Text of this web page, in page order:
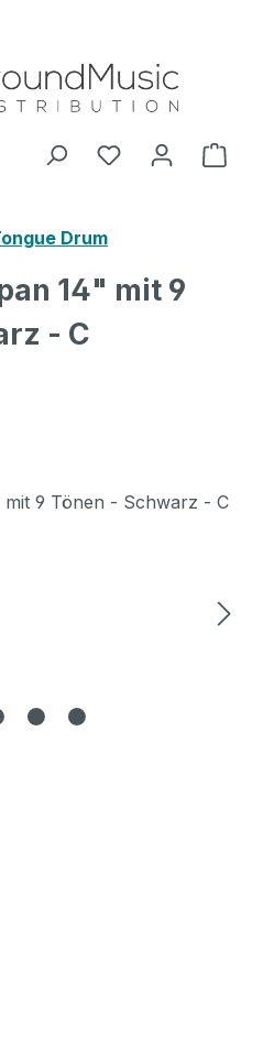
Drum
14" mit 9
- C